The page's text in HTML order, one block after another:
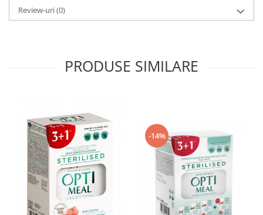
Review-uri(0)
PRODUSE SIMILARE
-14%